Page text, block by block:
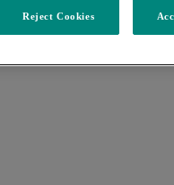
Reject Cookies